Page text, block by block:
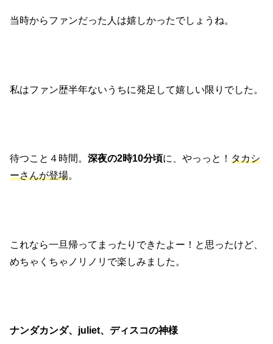
当時からファンだった人は嬉しかったでしょうね。
私はファン歴半年ないうちに発足して嬉しい限りでした。
待つこと４時間。 深夜の2時10分頃に、やっっと！ タカシ
ーさんが登場。
これなら一旦帰ってまったりできたよー！と思ったけど、
めちゃくちゃノリノリで楽しみました。
ナンダカンダ、juliet、ディスコの神様